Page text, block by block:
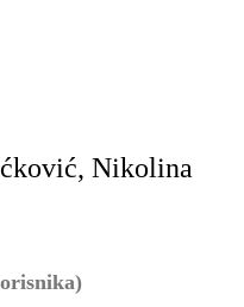
Nikolina